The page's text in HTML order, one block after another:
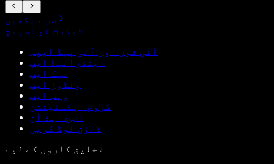
سب دیکھیں
ٹیکسٹ ٹو اسپیچ
آئی فون اور آئی پیڈ ایپس
اینڈرائیڈ ایپ
میک ایپ
ونڈوز ایپ
ویب ایپ
کروم ایکسٹینشن
ایج ایڈ آن
ڈاؤن لوڈ کریں
تخلیق کاروں کے لیے